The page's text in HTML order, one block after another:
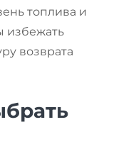
топлива и
избежать
возврата